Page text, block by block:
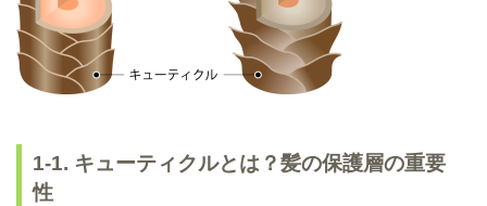
1-1. キューティクルとは？髪の保護層の重要
性